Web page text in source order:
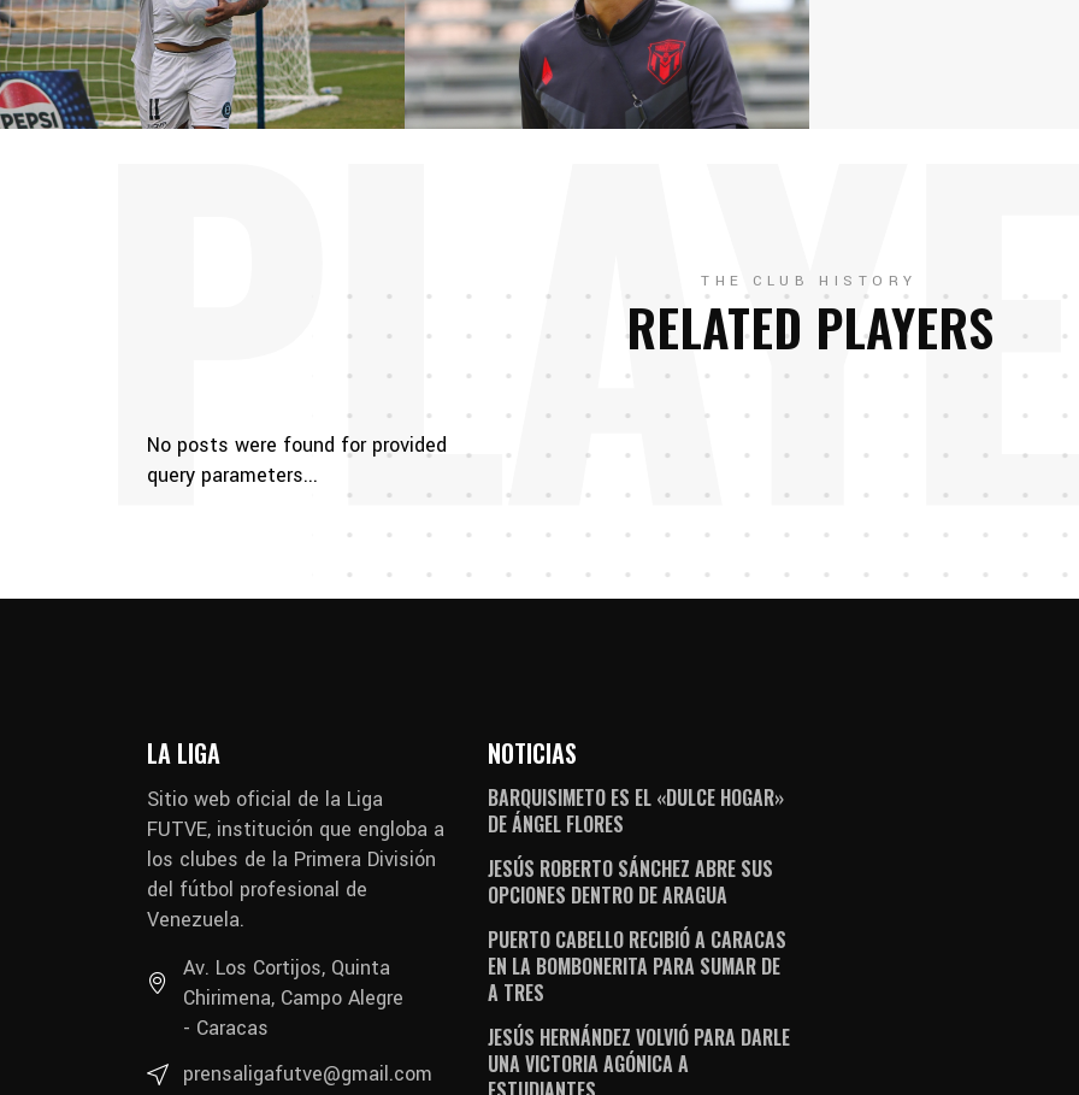
THE CLUB HISTORY
RELATED PLAYERS
No posts were found for provided
query parameters...
LA LIGA
Sitio web oficial de la Liga
FUTVE, institución que engloba a
los clubes de la Primera División
del fútbol profesional de
Venezuela.
Av. Los Cortijos, Quinta
Chirimena, Campo Alegre
- Caracas
prensaligafutve@gmail.com
NOTICIAS
BARQUISIMETO ES EL «DULCE HOGAR»
DE ÁNGEL FLORES
JESÚS ROBERTO SÁNCHEZ ABRE SUS
OPCIONES DENTRO DE ARAGUA
PUERTO CABELLO RECIBIÓ A CARACAS
EN LA BOMBONERITA PARA SUMAR DE
A TRES
JESÚS HERNÁNDEZ VOLVIÓ PARA DARLE
UNA VICTORIA AGÓNICA A